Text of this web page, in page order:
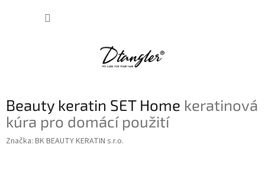
Beauty keratin SET Home keratinová
kúra pro domácí použití
Značka: BK BEAUTY KERATIN s.r.o.